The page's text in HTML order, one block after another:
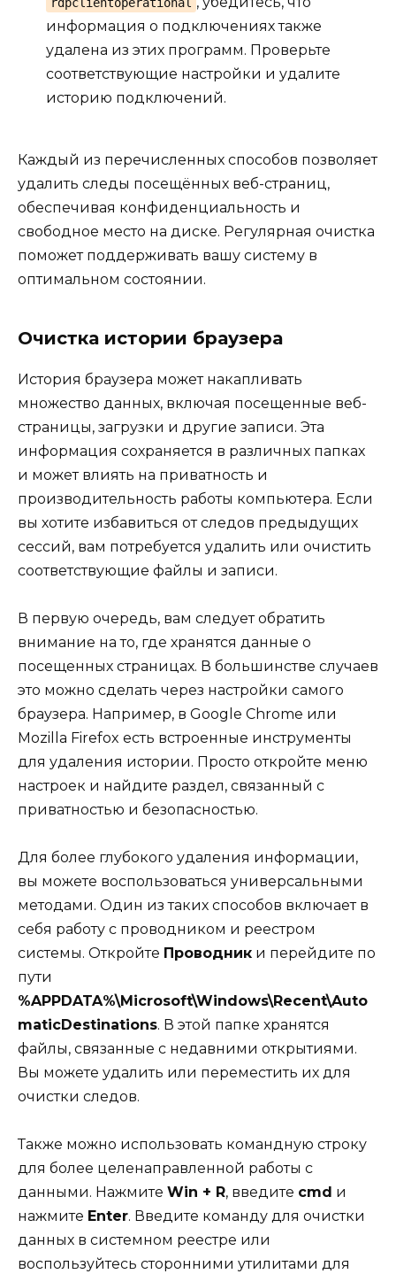
информация о подключениях также
удалена из этих программ. Проверьте
соответствующие настройки и удалите
историю подключений.
Каждый из перечисленных способов позволяет
удалить следы посещённых веб-страниц,
обеспечивая конфиденциальность и
свободное место на диске. Регулярная очистка
поможет поддерживать вашу систему в
оптимальном состоянии.
Очистка истории браузера
История браузера может накапливать
множество данных, включая посещенные веб-
страницы, загрузки и другие записи. Эта
информация сохраняется в различных папках
и может влиять на приватность и
производительность работы компьютера. Если
вы хотите избавиться от следов предыдущих
сессий, вам потребуется удалить или очистить
соответствующие файлы и записи.
В первую очередь, вам следует обратить
внимание на то, где хранятся данные о
посещенных страницах. В большинстве случаев
это можно сделать через настройки самого
браузера. Например, в Google Chrome или
Mozilla Firefox есть встроенные инструменты
для удаления истории. Просто откройте меню
настроек и найдите раздел, связанный с
приватностью и безопасностью.
Для более глубокого удаления информации,
вы можете воспользоваться универсальными
методами. Один из таких способов включает в
себя работу с проводником и реестром
системы. Откройте Проводник и перейдите по
пути
%APPDATA%\Microsoft\Windows\Recent\Auto
maticDestinations. В этой папке хранятся
файлы, связанные с недавними открытиями.
Вы можете удалить или переместить их для
очистки следов.
Также можно использовать командную строку
для более целенаправленной работы с
данными. Нажмите Win + R, введите cmd и
нажмите Enter. Введите команду для очистки
данных в системном реестре или
воспользуйтесь сторонними утилитами для